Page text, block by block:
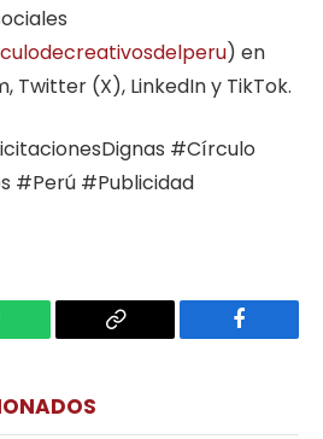
) en
Twitter (X), LinkedIn y TikTok.
#Círculo
#Perú #Publicidad
Copy
Facebook